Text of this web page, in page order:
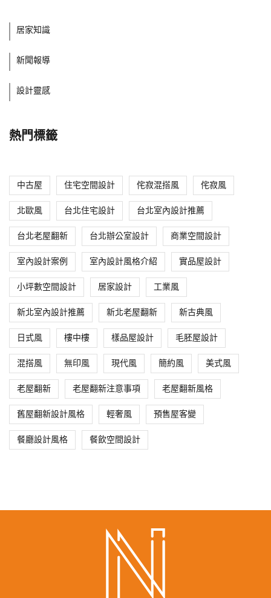
居家知識
新聞報導
設計靈感
熱門標籤
中古屋 住宅空間設計 侘寂混搭風 侘寂風
北歐風 台北住宅設計 台北室內設計推薦
台北老屋翻新 台北辦公室設計 商業空間設計
室內設計案例 室內設計風格介紹 實品屋設計
小坪數空間設計 居家設計 工業風
新北室內設計推薦 新北老屋翻新 新古典風
日式風 樓中樓 樣品屋設計 毛胚屋設計
混搭風 無印風 現代風 簡約風 美式風
老屋翻新 老屋翻新注意事項 老屋翻新風格
舊屋翻新設計風格 輕奢風 預售屋客變
餐廳設計風格 餐飲空間設計